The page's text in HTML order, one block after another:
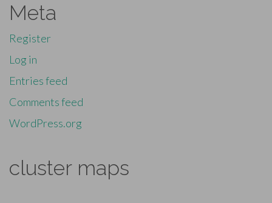
Meta
Register
Log in
Entries feed
Comments feed
WordPress.org
cluster maps